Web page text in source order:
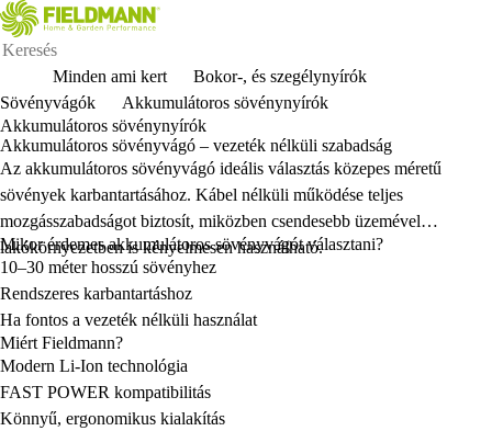
Minden ami kert
Bokor-, és szegélynyírók
Sövényvágók
Akkumulátoros sövénynyírók
Akkumulátoros sövénynyírók
Akkumulátoros sövényvágó – vezeték nélküli szabadság
Az akkumulátoros sövényvágó ideális választás közepes méretű
sövények karbantartásához. Kábel nélküli működése teljes
mozgásszabadságot biztosít, miközben csendesebb üzemével
lakókörnyezetben is kényelmesen használható.
Mikor érdemes akkumulátoros sövényvágót választani?
10–30 méter hosszú sövényhez
Rendszeres karbantartáshoz
Ha fontos a vezeték nélküli használat
Miért Fieldmann?
Modern Li-Ion technológia
FAST POWER kompatibilitás
Könnyű, ergonomikus kialakítás